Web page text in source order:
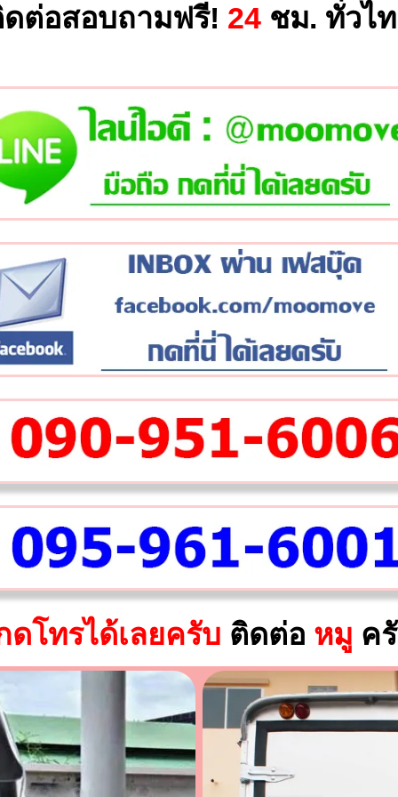
ต่อสอบถามฟรี! 24ชม. ทั่วไ
ดโทรได้เลยครับ ติดต่อ หมู ค